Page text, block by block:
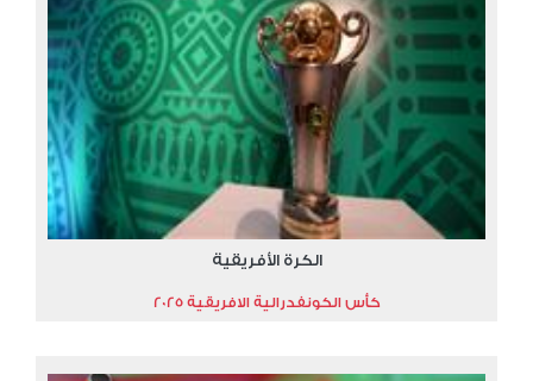
الكرة الأفريقية
كأس الكونفدرالية الافريقية 2025